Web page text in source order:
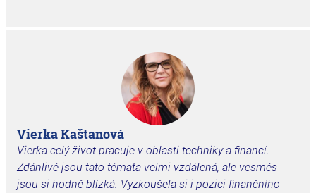
Vierka Kaštanová
Vierka celý život pracuje v oblasti techniky a financí.
Zdánlivě jsou tato témata velmi vzdálená, ale vesměs
jsou si hodně blízká. Vyzkoušela si i pozici finančního